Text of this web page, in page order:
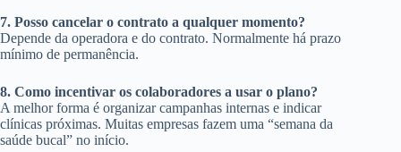
7. Posso cancelar o contrato a qualquer momento?
Depende da operadora e do contrato. Normalmente há prazo
mínimo de permanência.
8. Como incentivar os colaboradores a usar o plano?
A melhor forma é organizar campanhas internas e indicar
clínicas próximas. Muitas empresas fazem uma “semana da
saúde bucal” no início.